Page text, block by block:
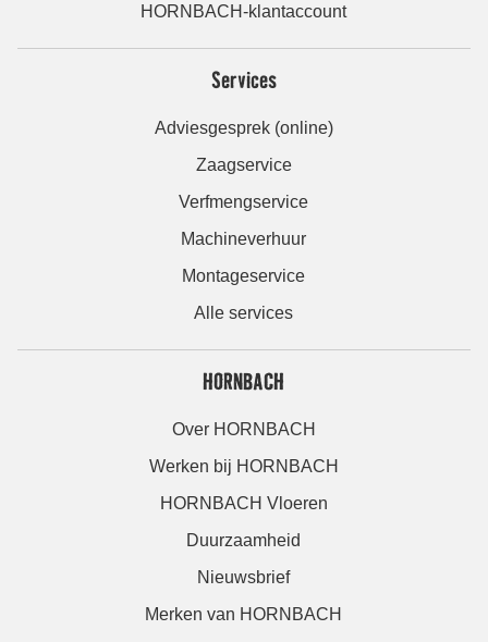
HORNBACH-klantaccount
Services
Adviesgesprek (online)
Zaagservice
Verfmengservice
Machineverhuur
Montageservice
Alle services
HORNBACH
Over HORNBACH
Werken bij HORNBACH
HORNBACH Vloeren
Duurzaamheid
Nieuwsbrief
Merken van HORNBACH